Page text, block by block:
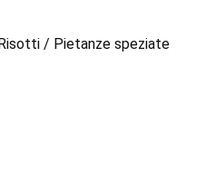
/ Pietanze speziate